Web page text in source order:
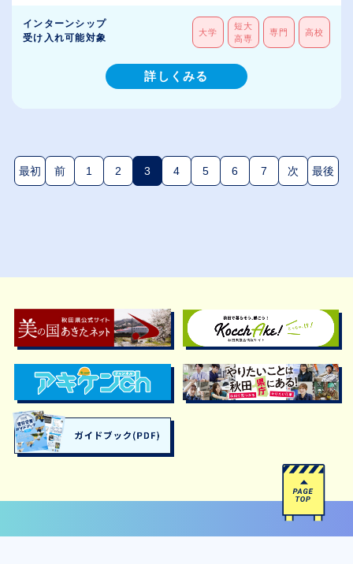
インターンシップ
受け入れ可能対象
大学
短大
高専
専門 高校
詳しくみる
最初 前 1 2 3(現在のページ)
4 5 6 7 次 最後